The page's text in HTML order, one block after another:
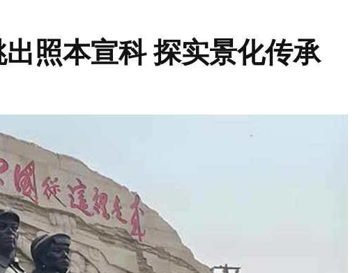
照本宣科 探实景化传承